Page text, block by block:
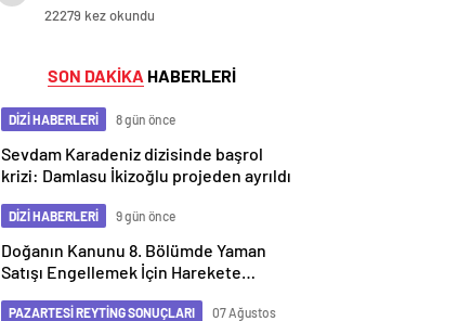
‘Eşref Rüya’ İçin Bir Arada…
22279 kez okundu
SON DAKİKA HABERLERİ
DİZİ HABERLERİ 8 gün önce
Sevdam Karadeniz dizisinde başrol
krizi: Damlasu İkizoğlu projeden ayrıldı
DİZİ HABERLERİ 9 gün önce
Doğanın Kanunu 8. Bölümde Yaman
Satışı Engellemek İçin Harekete
PAZARTESİ REYTİNG SONUÇLARI
07 Ağustos